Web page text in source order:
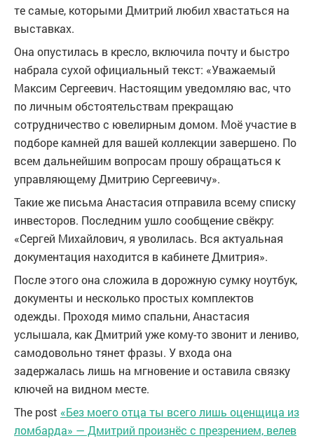
те самые, которыми Дмитрий любил хвастаться на
выставках.
Она опустилась в кресло, включила почту и быстро
набрала сухой официальный текст: «Уважаемый
Максим Сергеевич. Настоящим уведомляю вас, что
по личным обстоятельствам прекращаю
сотрудничество с ювелирным домом. Моё участие в
подборе камней для вашей коллекции завершено. По
всем дальнейшим вопросам прошу обращаться к
управляющему Дмитрию Сергеевичу».
Такие же письма Анастасия отправила всему списку
инвесторов. Последним ушло сообщение свёкру:
«Сергей Михайлович, я уволилась. Вся актуальная
документация находится в кабинете Дмитрия».
После этого она сложила в дорожную сумку ноутбук,
документы и несколько простых комплектов
одежды. Проходя мимо спальни, Анастасия
услышала, как Дмитрий уже кому-то звонит и лениво,
самодовольно тянет фразы. У входа она
задержалась лишь на мгновение и оставила связку
ключей на видном месте.
The post «Без моего отца ты всего лишь оценщица из
ломбарда» — Дмитрий произнёс с презрением, велев